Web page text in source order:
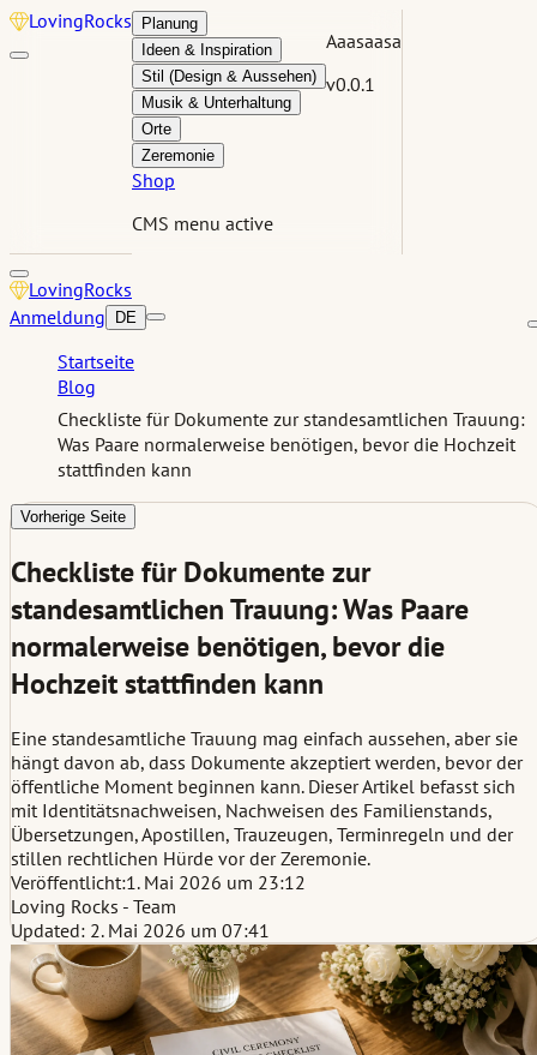
LovingRocks
Planung
Ideen & Inspiration
Stil (Design & Aussehen)
Musik & Unterhaltung
Orte
Zeremonie
Shop
CMS menu active
Aaasaasa
v0.0.1
LovingRocks
Anmeldung
DE
Startseite
Blog
Checkliste für Dokumente zur standesamtlichen Trauung:
Was Paare normalerweise benötigen, bevor die Hochzeit
stattfinden kann
Vorherige Seite
Checkliste für Dokumente zur
standesamtlichen Trauung: Was Paare
normalerweise benötigen, bevor die
Hochzeit stattfinden kann
Eine standesamtliche Trauung mag einfach aussehen, aber sie
hängt davon ab, dass Dokumente akzeptiert werden, bevor der
öffentliche Moment beginnen kann. Dieser Artikel befasst sich
mit Identitätsnachweisen, Nachweisen des Familienstands,
Übersetzungen, Apostillen, Trauzeugen, Terminregeln und der
stillen rechtlichen Hürde vor der Zeremonie.
Veröffentlicht:1. Mai 2026 um 23:12
Loving Rocks - Team
Updated: 2. Mai 2026 um 07:41